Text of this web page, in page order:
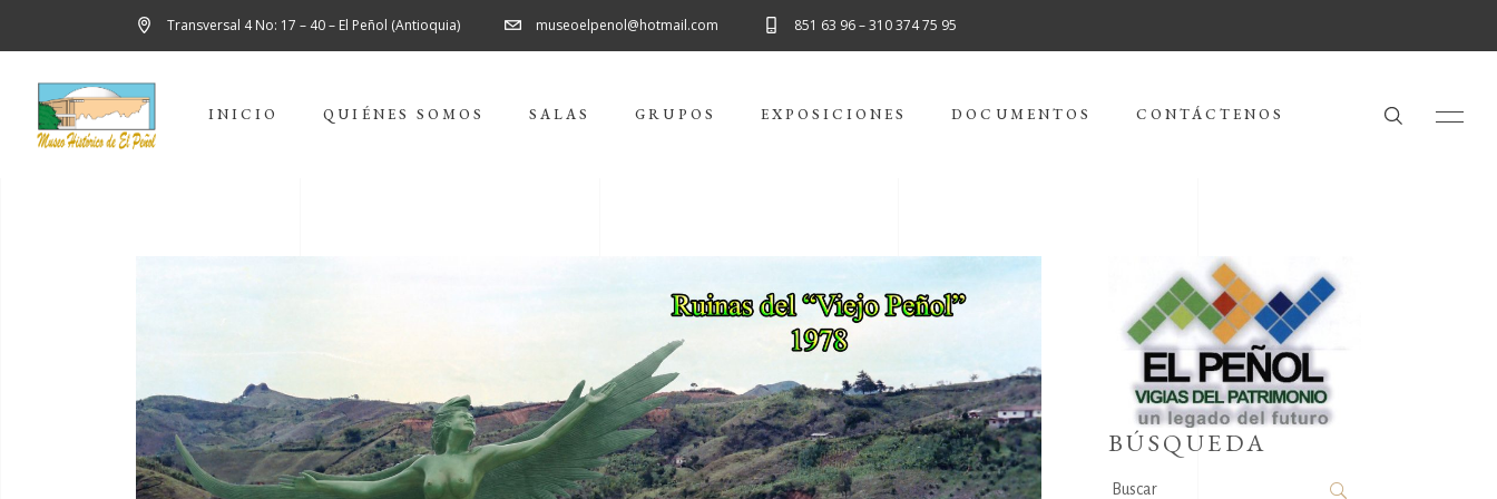
Transversal 4 No: 17 – 40 – El Peñol (Antioquia) museoelpenol@hotmail.com 851 63 96 – 310 374 75 95
INICIO QUIÉNES SOMOS SALAS GRUPOS EXPOSICIONES DOCUMENTOS CONTÁCTENOS
BÚSQUEDA
Search